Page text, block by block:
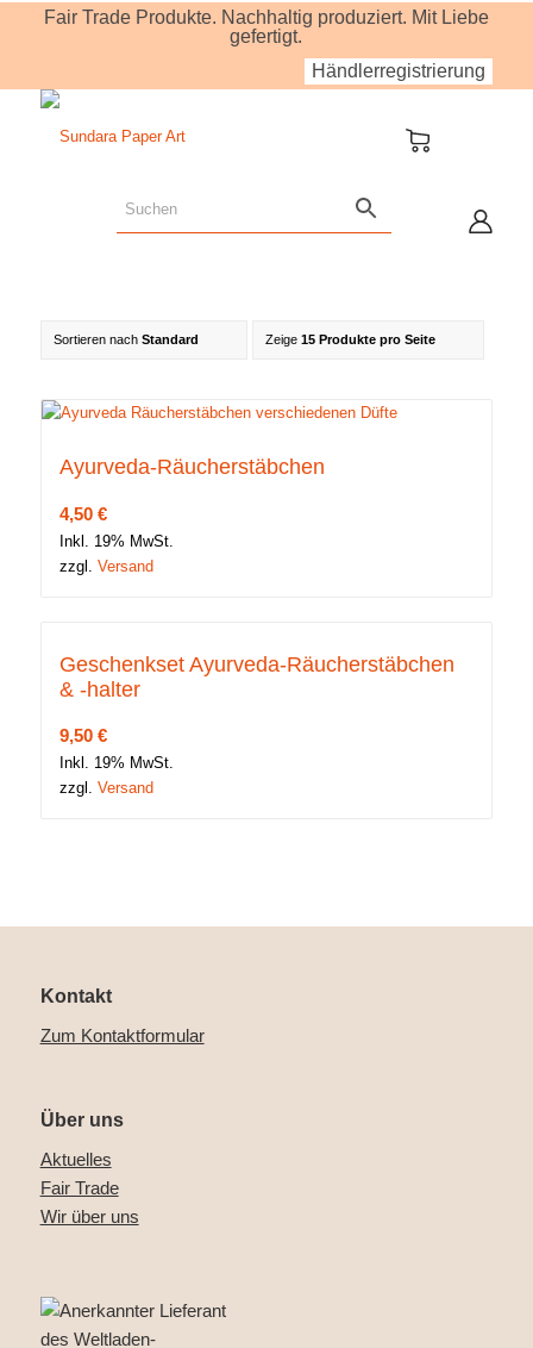
Fair Trade Produkte. Nachhaltig produziert. Mit Liebe
gefertigt.
Händlerregistrierung
Sortieren nach Standard Zeige 15 Produkte pro Seite
Ayurveda-Räucherstäbchen
4,50 €
Inkl. 19% MwSt.
zzgl. Versand
Geschenkset Ayurveda-Räucherstäbchen
& -halter
9,50 €
Inkl. 19% MwSt.
zzgl. Versand
Kontakt
Zum Kontaktformular
Über uns
Aktuelles
Fair Trade
Wir über uns